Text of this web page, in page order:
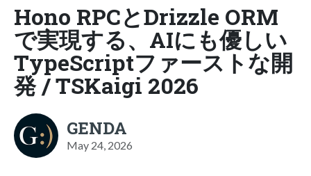
Hono RPCとDrizzle ORM
で実現する、AIにも優しい
TypeScriptファーストな開
発 / TSKaigi 2026
GENDA
May 24, 2026